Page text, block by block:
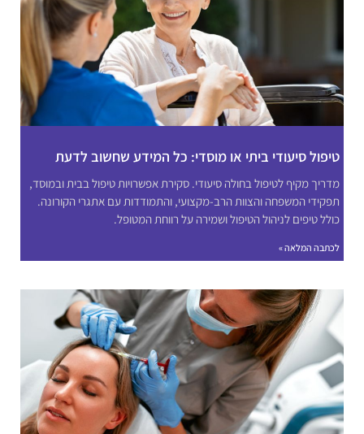
טיפול סיעודי ביתי או מוסדי: כל המידע שחשוב לדעת
מדריך מקיף לטיפול בחולה סיעודי. סקירת אפשרויות טיפול בבית ובמוסד,
תפקידי המשפחה והצוות הרב-מקצועי, והתמודדות עם אתגרי הקורונה.
כולל טיפים לניהול הטיפול ושמירה על רווחת המטופל.
לכתבה המלאה »